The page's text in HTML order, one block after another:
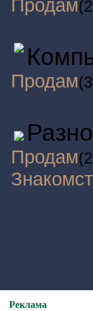
Продам
Продам
Продам
Реклама